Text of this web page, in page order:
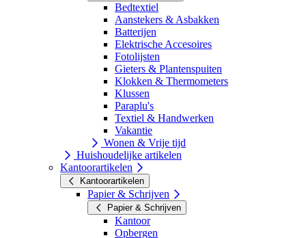
Bedtextiel
Aanstekers & Asbakken
Batterijen
Elektrische Accesoires
Fotolijsten
Gieters & Plantenspuiten
Klokken & Thermometers
Klussen
Paraplu's
Textiel & Handwerken
Vakantie
Wonen & Vrije tijd
Huishoudelijke artikelen
Kantoorartikelen
Kantoorartikelen
Papier & Schrijven
Papier & Schrijven
Kantoor
Opbergen